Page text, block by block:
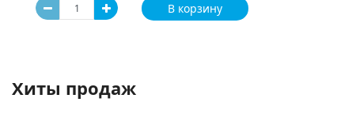
В корзину
Хиты продаж